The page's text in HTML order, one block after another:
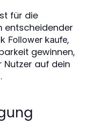
für die
entscheidender
Follower kaufe,
gewinnen,
auf dein